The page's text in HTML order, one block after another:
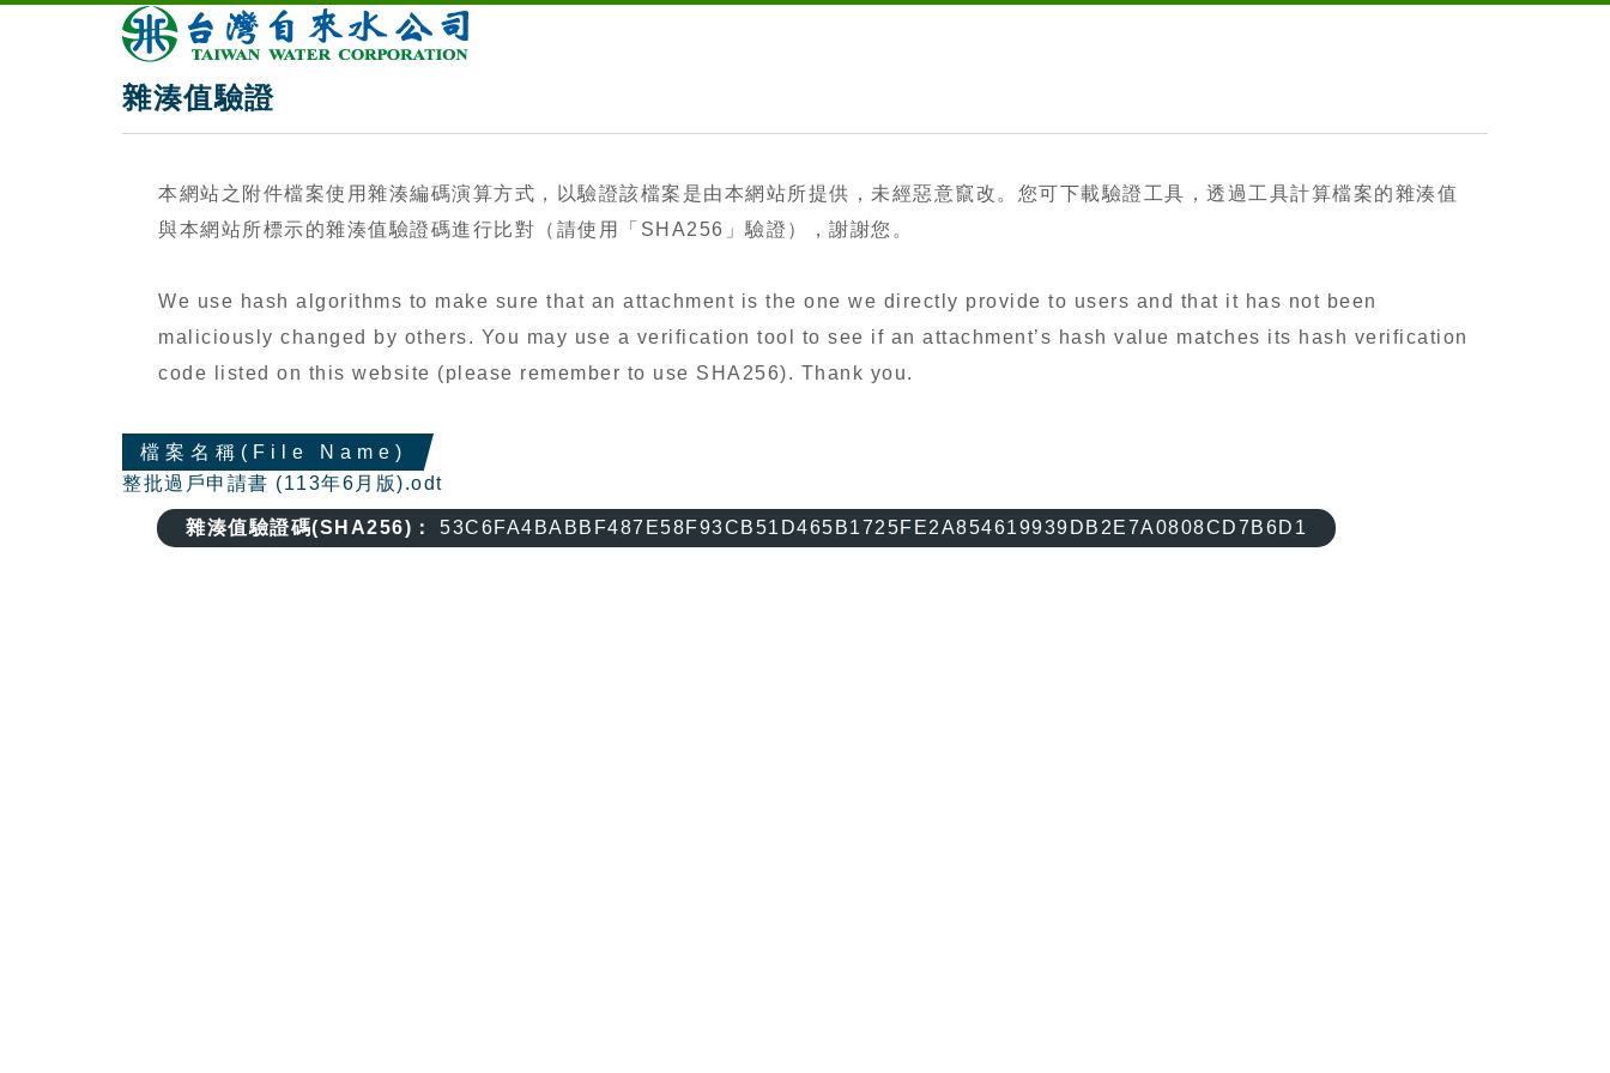
雜湊值驗證
本網站之附件檔案使用雜湊編碼演算方式，以驗證該檔案是由本網站所提供，未經惡意竄改。您可下載驗證工具，透過工具計算檔案的雜湊值
與本網站所標示的雜湊值驗證碼進行比對（請使用「SHA256」驗證），謝謝您。
We use hash algorithms to make sure that an attachment is the one we directly provide to users and that it has not been
maliciously changed by others. You may use a verification tool to see if an attachment’s hash value matches its hash verification
code listed on this website (please remember to use SHA256). Thank you.
檔案名稱(File Name)
整批過戶申請書 (113年6月版).odt
雜湊值驗證碼(SHA256)： 53C6FA4BABBF487E58F93CB51D465B1725FE2A854619939DB2E7A0808CD7B6D1